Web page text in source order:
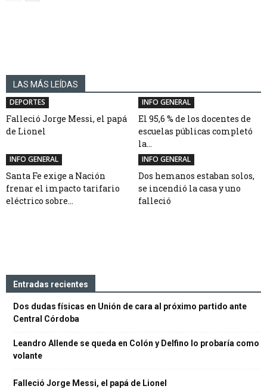
LAS MÁS LEÍDAS
DEPORTES
Falleció Jorge Messi, el papá
de Lionel
INFO GENERAL
El 95,6 % de los docentes de
escuelas públicas completó
la...
INFO GENERAL
Santa Fe exige a Nación
frenar el impacto tarifario
eléctrico sobre...
INFO GENERAL
Dos hemanos estaban solos,
se incendió la casa y uno
falleció
Entradas recientes
Dos dudas físicas en Unión de cara al próximo partido ante
Central Córdoba
Leandro Allende se queda en Colón y Delfino lo probaría como
volante
Falleció Jorge Messi, el papá de Lionel